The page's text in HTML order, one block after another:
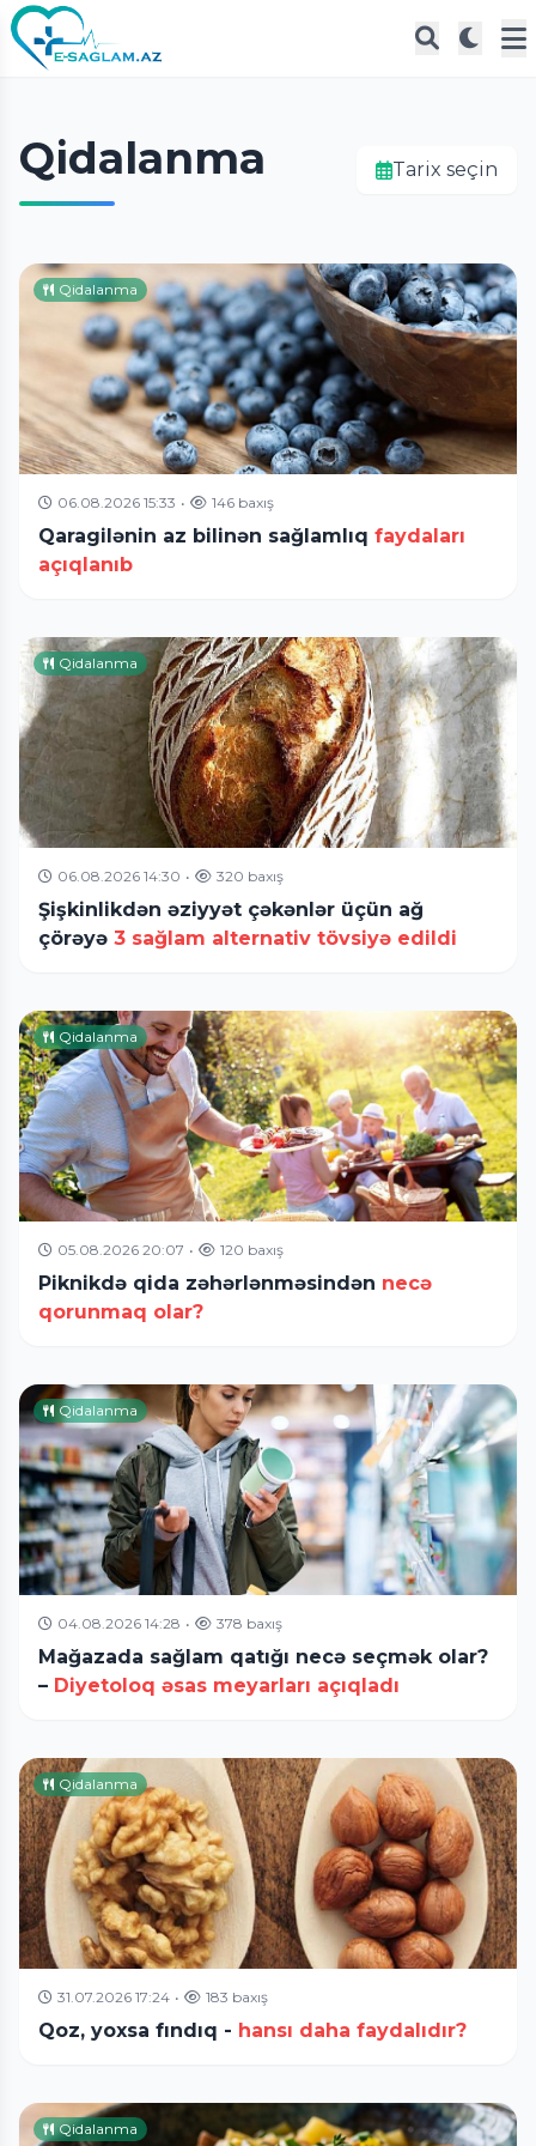
Qidalanma Tarix seçin
Qidalanma
06.08.2026 15:33 • 146 baxış
Qaragilənin az bilinən sağlamlıq faydaları
açıqlanıb
Qidalanma
06.08.2026 14:30 • 320 baxış
Şişkinlikdən əziyyət çəkənlər üçün ağ
çörəyə 3 sağlam alternativ tövsiyə edildi
Qidalanma
05.08.2026 20:07 • 120 baxış
Piknikdə qida zəhərlənməsindən necə
qorunmaq olar?
Qidalanma
04.08.2026 14:28 • 378 baxış
Mağazada sağlam qatığı necə seçmək olar?
– Diyetoloq əsas meyarları açıqladı
Qidalanma
31.07.2026 17:24 • 183 baxış
Qoz, yoxsa fındıq - hansı daha faydalıdır?
Qidalanma